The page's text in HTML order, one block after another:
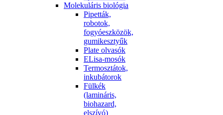
Molekuláris biológia
Pipetták,
robotok,
fogyóeszközök,
gumikesztyűk
Plate olvasók
ELisa-mosók
Termosztátok,
inkubátorok
Fülkék
(lamináris,
biohazard,
elszívó)